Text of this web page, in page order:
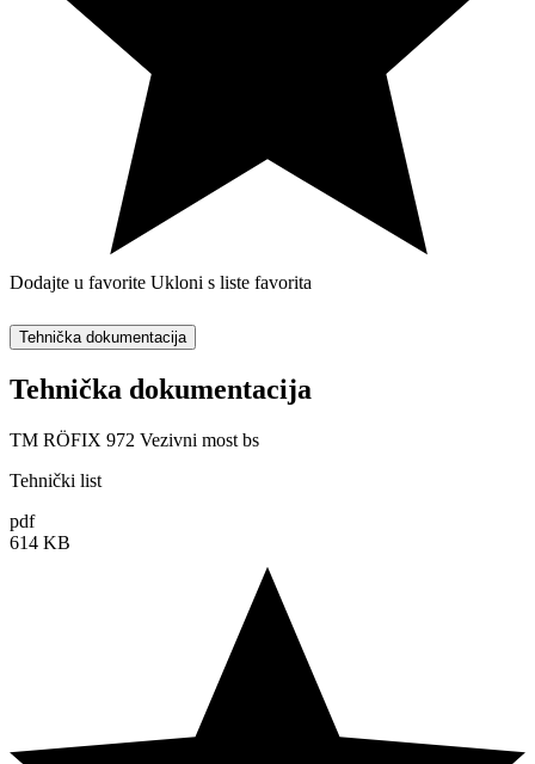
Dodajte u favorite Ukloni s liste favorita
Tehnička dokumentacija
Tehnička dokumentacija
TM RÖFIX 972 Vezivni most bs
Tehnički list
pdf
614 KB